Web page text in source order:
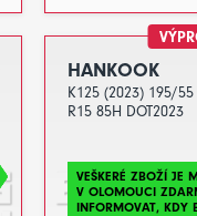
HANKOOK
K125 (2023) 195/55
R15 85H DOT2023
VEŠKERÉ ZBOŽÍ JE
V OLOMOUCI
INFORMOVAT, KDY